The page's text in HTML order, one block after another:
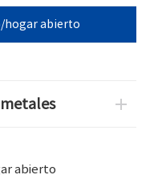
hogar abierto
abierto